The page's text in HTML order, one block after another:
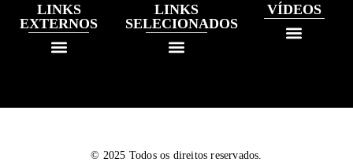
LINKS
EXTERNOS
LINKS
SELECIONADOS
VÍDEOS
© 2025 Todos os direitos reservados.